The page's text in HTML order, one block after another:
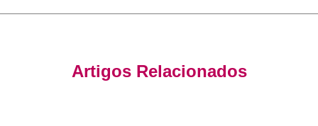
Artigos Relacionados